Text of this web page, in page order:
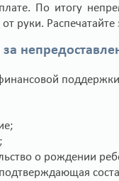
По итогу
от руки.
о рождении